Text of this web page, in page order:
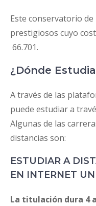
Este conservatorio
prestigiosos cuyo
66.701.
¿Dónde
A través de las
puede estudiar a
Algunas de las
distancias son:
ESTUDIAR A
EN INTERNET
La titulación dura 4